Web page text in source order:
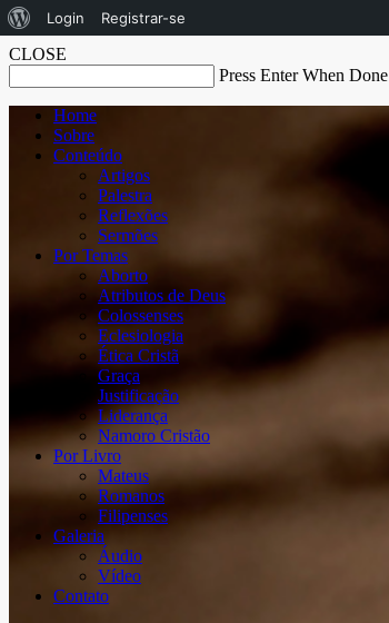
CLOSE
Press Enter When Done
Home
Sobre
Conteúdo
Artigos
Palestra
Reflexões
Sermões
Por Temas
Aborto
Atributos de Deus
Colossenses
Eclesiologia
Ética Cristã
Graça
Justificação
Liderança
Namoro Cristão
Por Livro
Mateus
Romanos
Filipenses
Galeria
Áudio
Vídeo
Contato
Sobre
o
WordPress
Login Registrar-se